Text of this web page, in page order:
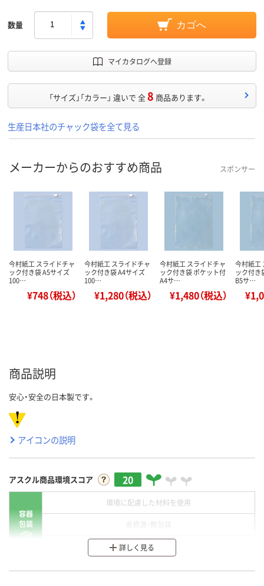
数量 カゴへ
マイカタログへ登録
「サイズ」「カラー」 違いで 全8 商品あります。
生産日本社のチャック袋を全て見る
メーカーからのおすすめ商品 スポンサー
今村紙工 スライドチャ
ック付き袋 A5サイズ
100…
¥748（税込）
今村紙工 スライドチャ
ック付き袋 A4サイズ
100…
¥1,280（税込）
今村紙工 スライドチャ
ック付き袋 ポケット付
A4サ…
¥1,480（税込）
今村紙工
ック付き
B5サ…
商品説明
安心・安全の日本製です。
アイコンの説明
アスクル商品環境スコア 20
容器
包装
環境に配慮した材料を使用
分別・リサイクルしやすい設計
詳しく見る